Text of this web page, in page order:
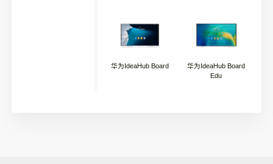
华为IdeaHub Board
华为IdeaHub Board
Edu